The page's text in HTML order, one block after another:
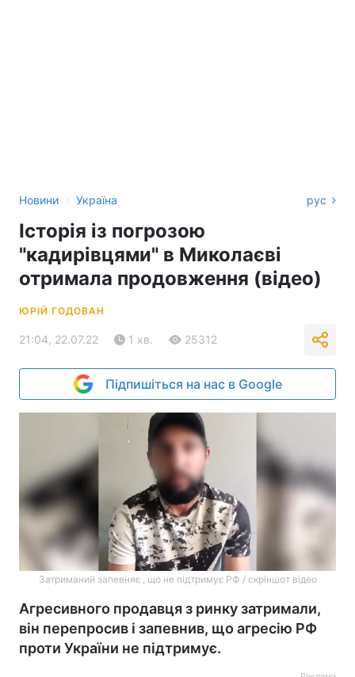
Новини › Україна рус
Історія із погрозою
"кадирівцями" в Миколаєві
отримала продовження (відео)
ЮРІЙ ГОДОВАН
21:04, 22.07.22 1 хв. 25312
Підпишіться на нас в Google
Затриманий запевняє , що не підтримує РФ / скріншот відео
Агресивного продавця з ринку затримали,
він перепросив і запевнив, що агресію РФ
проти України не підтримує.